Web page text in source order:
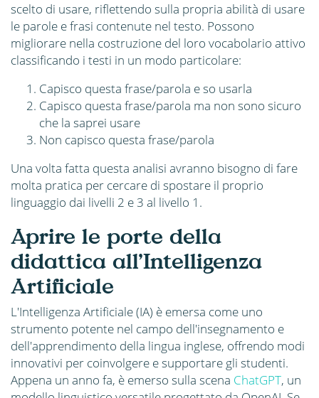
scelto di usare, riflettendo sulla propria abilità di usare
le parole e frasi contenute nel testo. Possono
migliorare nella costruzione del loro vocabolario attivo
classificando i testi in un modo particolare:
Capisco questa frase/parola e so usarla
Capisco questa frase/parola ma non sono sicuro
che la saprei usare
Non capisco questa frase/parola
Una volta fatta questa analisi avranno bisogno di fare
molta pratica per cercare di spostare il proprio
linguaggio dai livelli 2 e 3 al livello 1.
Aprire le porte della
didattica all’Intelligenza
Artificiale
L'Intelligenza Artificiale (IA) è emersa come uno
strumento potente nel campo dell'insegnamento e
dell'apprendimento della lingua inglese, offrendo modi
innovativi per coinvolgere e supportare gli studenti.
Appena un anno fa, è emerso sulla scena ChatGPT, un